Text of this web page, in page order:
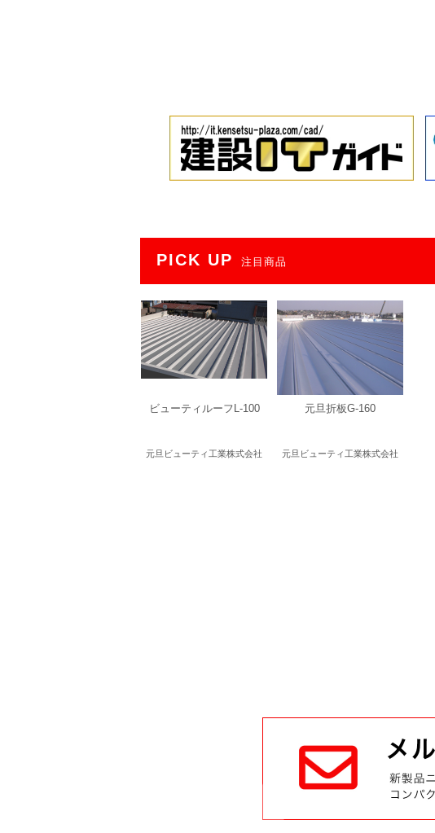
PICK UP 注目商品
ビューティルーフL-100
元旦ビューティ工業株式会社
元旦折板G-160
元旦ビューティ工業株式会社